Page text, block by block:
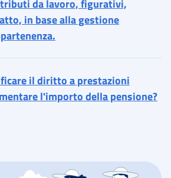
da lavoro, figurativi,
in base alla gestione
il diritto a prestazioni
l'importo della pensione?